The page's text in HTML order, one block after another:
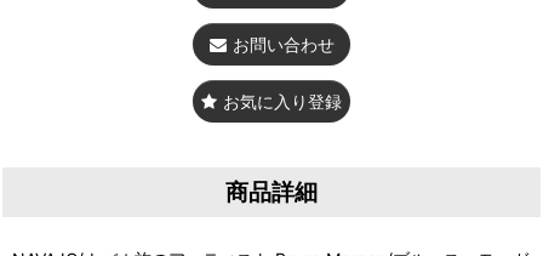
お問い合わせ
お気に入り登録
商品詳細